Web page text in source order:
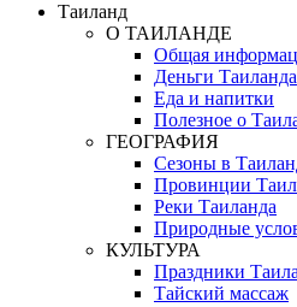
Таиланд
О ТАИЛАНДЕ
Общая
Деньги Таиланда
Еда и напитки
Полезное о
ГЕОГРАФИЯ
Сезоны в
Провинции
Реки Таиланда
Природные
КУЛЬТУРА
Праздники
Тайский массаж